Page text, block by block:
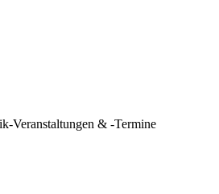
Veranstaltungen & -Termine